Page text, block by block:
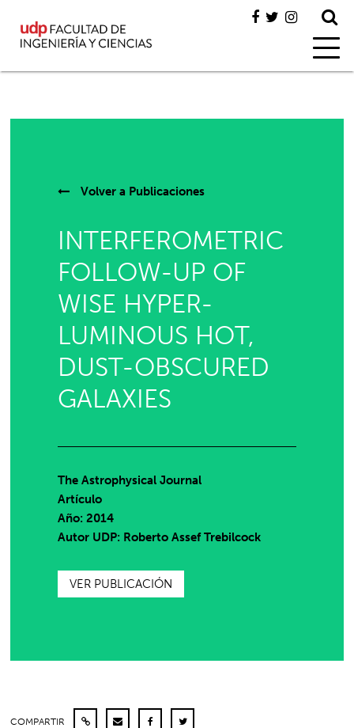
Volver a Publicaciones
INTERFEROMETRIC
FOLLOW-UP OF
WISE HYPER-
LUMINOUS HOT,
DUST-OBSCURED
GALAXIES
The Astrophysical Journal
Artículo
Año: 2014
Autor UDP: Roberto Assef Trebilcock
VER PUBLICACIÓN
COMPARTIR